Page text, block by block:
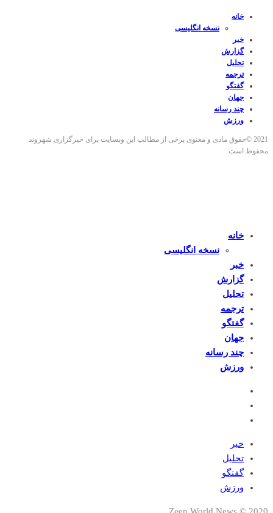
خانه
نسخه انگلیسی
خبر
گزارش
تحلیل
ترجمه
گفتگو
جهان
چند رسانه
ورزش
2021 ©حقوق مادی و معنوی برخی از مطالب این وبسایت برای خبرگزاری شهروند
محفوظ است
خانه
نسخه انگلیسی
خبر
گزارش
تحلیل
ترجمه
گفتگو
جهان
چند رسانه
ورزش
خبر
تحلیل
گفتگو
ورزش
2020 © Zeen World News